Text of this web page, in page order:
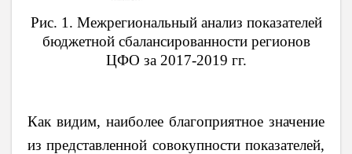
Рис. 1. Межрегиональный анализ показателей
бюджетной сбалансированности регионов
ЦФО за 2017-2019 гг.
Как видим, наиболее благоприятное значение
из представленной совокупности показателей,